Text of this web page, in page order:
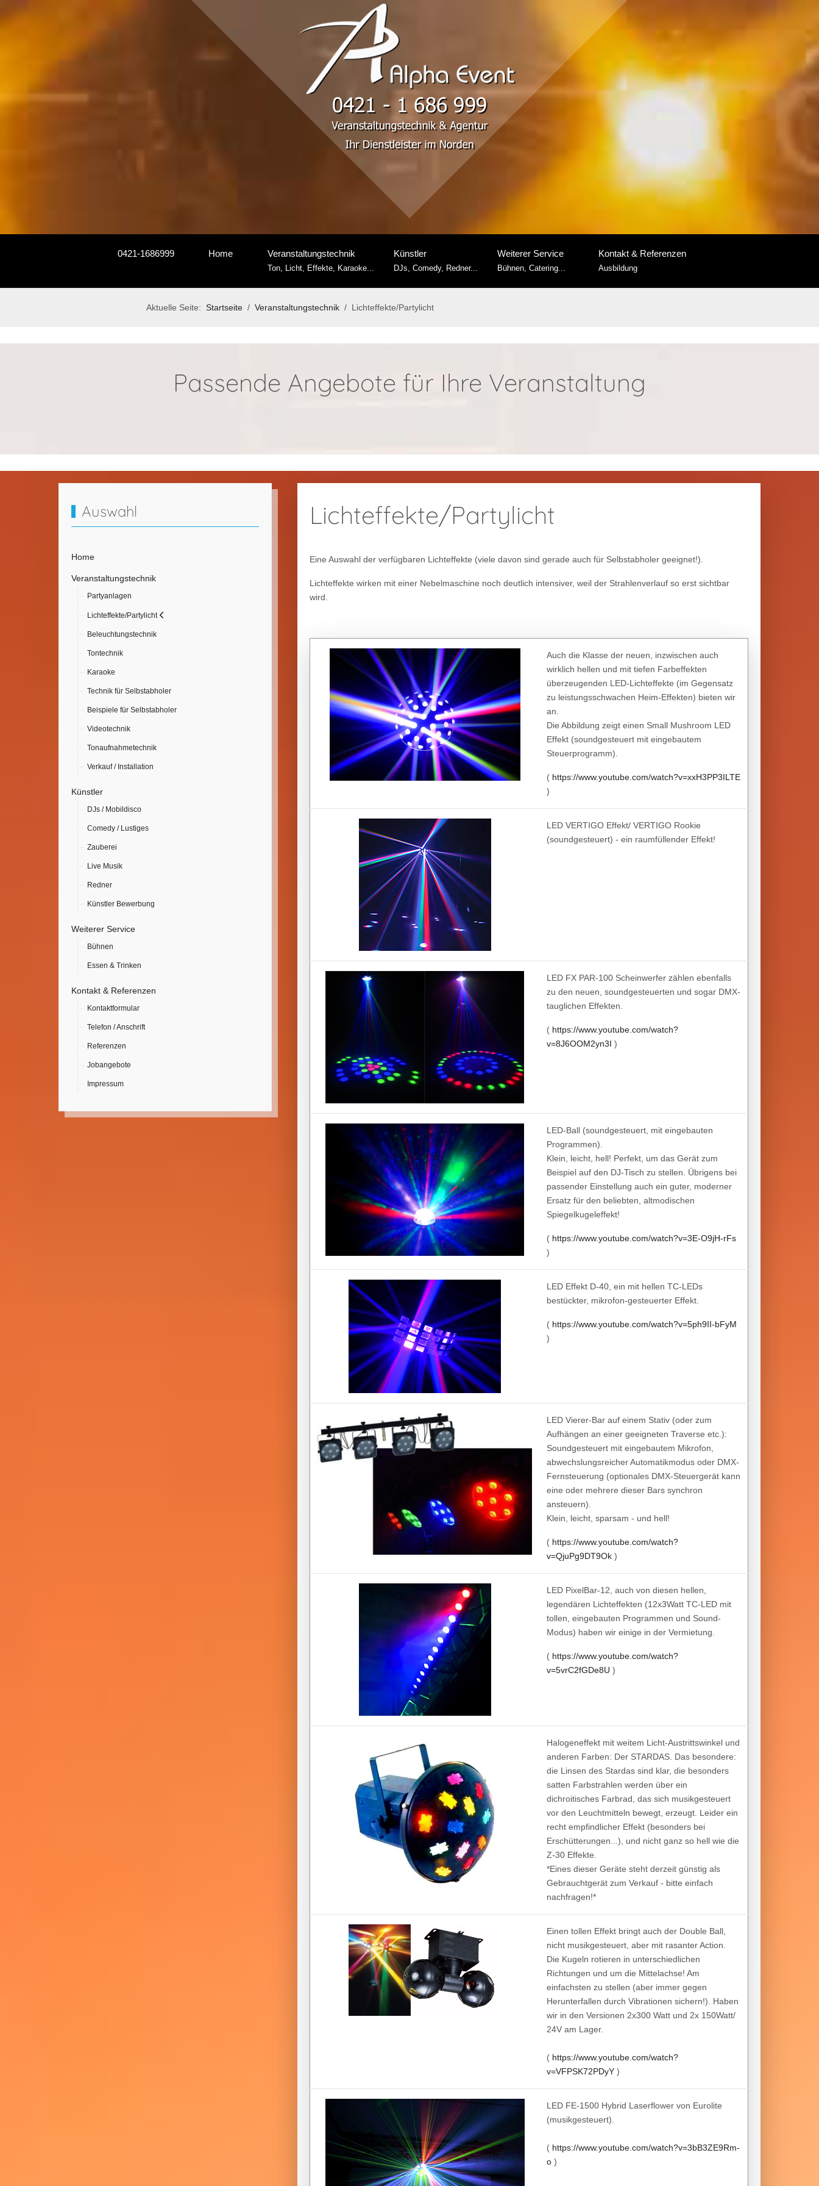
0421-1686999 Home Veranstaltungstechnik
Ton, Licht, Effekte, Karaoke...
Künstler
DJs, Comedy, Redner...
Weiterer Service
Bühnen, Catering...
Kontakt & Referenzen
Ausbildung
Aktuelle Seite: Startseite Veranstaltungstechnik Lichteffekte/Partylicht
Passende Angebote für Ihre Veranstaltung
Auswahl
Home
Veranstaltungstechnik
Partyanlagen
Lichteffekte/Partylicht
Beleuchtungstechnik
Tontechnik
Karaoke
Technik für Selbstabholer
Beispiele für Selbstabholer
Videotechnik
Tonaufnahmetechnik
Verkauf / Installation
Künstler
DJs / Mobildisco
Comedy / Lustiges
Zauberei
Live Musik
Redner
Künstler Bewerbung
Weiterer Service
Bühnen
Essen & Trinken
Kontakt & Referenzen
Kontaktformular
Telefon / Anschrift
Referenzen
Jobangebote
Impressum
Lichteffekte/Partylicht
Eine Auswahl der verfügbaren Lichteffekte (viele davon sind gerade auch für Selbstabholer geeignet!).
Lichteffekte wirken mit einer Nebelmaschine noch deutlich intensiver, weil der Strahlenverlauf so erst sichtbar
wird.
Auch die Klasse der neuen, inzwischen auch
wirklich hellen und mit tiefen Farbeffekten
überzeugenden LED-Lichteffekte (im Gegensatz
zu leistungsschwachen Heim-Effekten) bieten wir
an.
Die Abbildung zeigt einen Small Mushroom LED
Effekt (soundgesteuert mit eingebautem
Steuerprogramm).
( https://www.youtube.com/watch?v=xxH3PP3ILTE
)
LED VERTIGO Effekt/ VERTIGO Rookie
(soundgesteuert) - ein raumfüllender Effekt!
LED FX PAR-100 Scheinwerfer zählen ebenfalls
zu den neuen, soundgesteuerten und sogar DMX-
tauglichen Effekten.
( https://www.youtube.com/watch?
v=8J6OOM2yn3I )
LED-Ball (soundgesteuert, mit eingebauten
Programmen).
Klein, leicht, hell! Perfekt, um das Gerät zum
Beispiel auf den DJ-Tisch zu stellen. Übrigens bei
passender Einstellung auch ein guter, moderner
Ersatz für den beliebten, altmodischen
Spiegelkugeleffekt!
( https://www.youtube.com/watch?v=3E-O9jH-rFs
)
LED Effekt D-40, ein mit hellen TC-LEDs
bestückter, mikrofon-gesteuerter Effekt.
( https://www.youtube.com/watch?v=5ph9II-bFyM
)
LED Vierer-Bar auf einem Stativ (oder zum
Aufhängen an einer geeigneten Traverse etc.):
Soundgesteuert mit eingebautem Mikrofon,
abwechslungsreicher Automatikmodus oder DMX-
Fernsteuerung (optionales DMX-Steuergerät kann
eine oder mehrere dieser Bars synchron
ansteuern).
Klein, leicht, sparsam - und hell!
( https://www.youtube.com/watch?
v=QjuPg9DT9Ok )
LED PixelBar-12, auch von diesen hellen,
legendären Lichteffekten (12x3Watt TC-LED mit
tollen, eingebauten Programmen und Sound-
Modus) haben wir einige in der Vermietung.
( https://www.youtube.com/watch?
v=5vrC2fGDe8U )
Halogeneffekt mit weitem Licht-Austrittswinkel und
anderen Farben: Der STARDAS. Das besondere:
die Linsen des Stardas sind klar, die besonders
satten Farbstrahlen werden über ein
dichroitisches Farbrad, das sich musikgesteuert
vor den Leuchtmitteln bewegt, erzeugt. Leider ein
recht empfindlicher Effekt (besonders bei
Erschütterungen...), und nicht ganz so hell wie die
Z-30 Effekte.
*Eines dieser Geräte steht derzeit günstig als
Gebrauchtgerät zum Verkauf - bitte einfach
nachfragen!*
Einen tollen Effekt bringt auch der Double Ball,
nicht musikgesteuert, aber mit rasanter Action.
Die Kugeln rotieren in unterschiedlichen
Richtungen und um die Mittelachse! Am
einfachsten zu stellen (aber immer gegen
Herunterfallen durch Vibrationen sichern!). Haben
wir in den Versionen 2x300 Watt und 2x 150Watt/
24V am Lager.
( https://www.youtube.com/watch?
v=VFPSK72PDyY )
LED FE-1500 Hybrid Laserflower von Eurolite
(musikgesteuert).
( https://www.youtube.com/watch?v=3bB3ZE9Rm-
o )